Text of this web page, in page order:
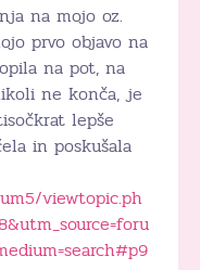
na mojo oz.
prvo objavo na
na pot, na
ne konča, je
lepše
in poskušala
viewtopic.ph